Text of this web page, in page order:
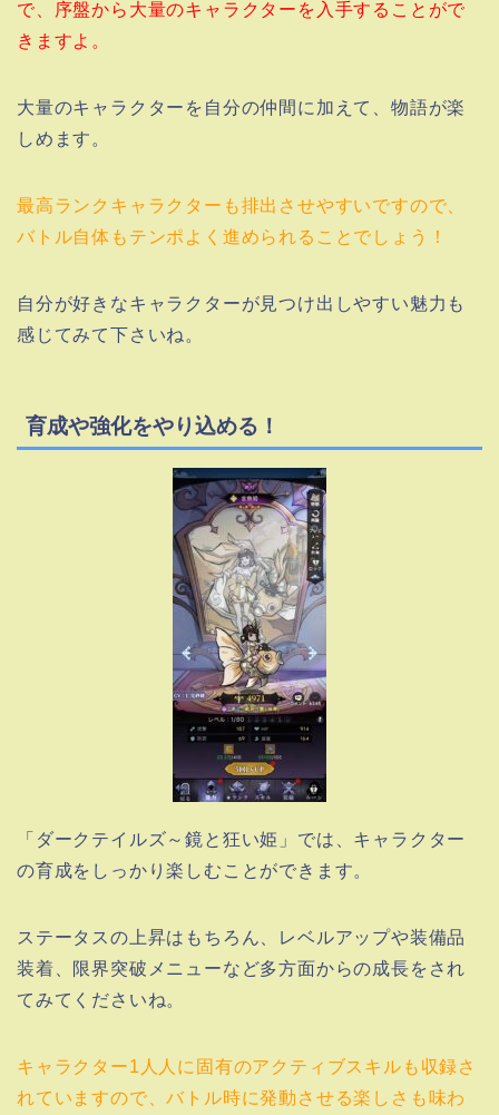
で、序盤から大量のキャラクターを入手することがで
きますよ。
大量のキャラクターを自分の仲間に加えて、物語が楽
しめます。
最高ランクキャラクターも排出させやすいですので、
バトル自体もテンポよく進められることでしょう！
自分が好きなキャラクターが見つけ出しやすい魅力も
感じてみて下さいね。
育成や強化をやり込める！
「ダークテイルズ～鏡と狂い姫」では、キャラクター
の育成をしっかり楽しむことができます。
ステータスの上昇はもちろん、レベルアップや装備品
装着、限界突破メニューなど多方面からの成長をされ
てみてくださいね。
キャラクター1人人に固有のアクティブスキルも収録さ
れていますので、バトル時に発動させる楽しさも味わ